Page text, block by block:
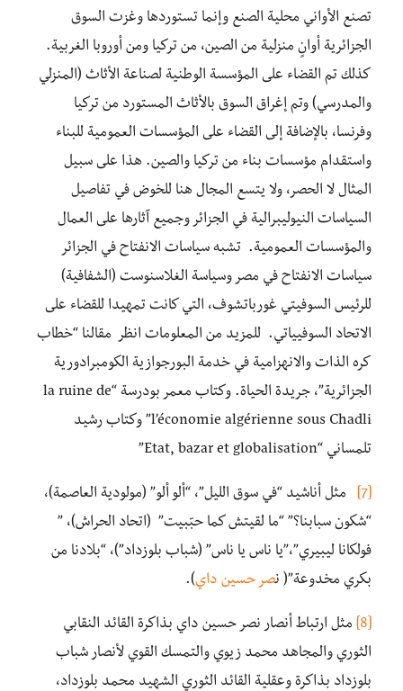
تصنع الأواني محلية الصنع وإنما تستوردها وغزت السوق
الجزائرية أوانٍ منزلية من الصين، من تركيا ومن أوروبا الغربية.
كذلك تم القضاء على المؤسسة الوطنية لصناعة الأثاث (المنزلي
والمدرسي) وتم إغراق السوق بالأثاث المستورد من تركيا
وفرنسا، بالإضافة إلى القضاء على المؤسسات العمومية للبناء
واستقدام مؤسسات بناء من تركيا والصين. هذا على سبيل
المثال لا الحصر، ولا يتسع المجال هنا للخوض في تفاصيل
السياسات النيوليبرالية في الجزائر وجميع آثارها على العمال
والمؤسسات العمومية. تشبه سياسات الانفتاح في الجزائر
سياسات الانفتاح في مصر وسياسة الغلاسنوست (الشفافية)
للرئيس السوفيتي غورباتشوف، التي كانت تمهيدا للقضاء على
الاتحاد السوفيياتي. للمزيد من المعلومات انظر مقالنا “خطاب
كره الذات والانهزامية في خدمة البورجوازية الكومبرادورية
الجزائرية”، جريدة الحياة. وكتاب معمر بودرسة “la ruine de
l’économie algérienne sous Chadli” وكتاب رشيد
تلمساني “Etat, bazar et globalisation”
[7]
مثل أناشيد “في سوق الليل”، “ألو ألو” (مولودية العاصمة)،
“شكون سبابنا؟” “ما لقيتش كما حبّبيت” (اتحاد الحراش)، ”
فولكانا ليبيري”،”يا ناس يا ناس” (شباب بلوزداد”)، “بلادنا من
بكري مخدوعة”( نصر حسين داي).
[8]
مثل ارتباط أنصار نصر حسين داي بذاكرة القائد النقابي
الثوري والمجاهد محمد زيوي والتمسك القوي لأنصار شباب
بلوزداد بذاكرة وعقلية القائد الثوري الشهيد محمد بلوزداد،